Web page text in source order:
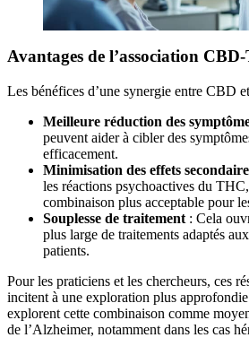
Avantages de l’association
Les bénéfices d’une synergie entre CBD
Meilleure réduction des
peuvent aider à cibler des
efficacement.
Minimisation des effets
les réactions psychoactives du
combinaison plus acceptable pour
Souplesse de traitement : Cela
plus large de traitements adaptés
patients.
Pour les praticiens et les chercheurs, ces
incitent à une exploration plus
explorent cette combinaison comme
de l’Alzheimer, notamment dans les cas